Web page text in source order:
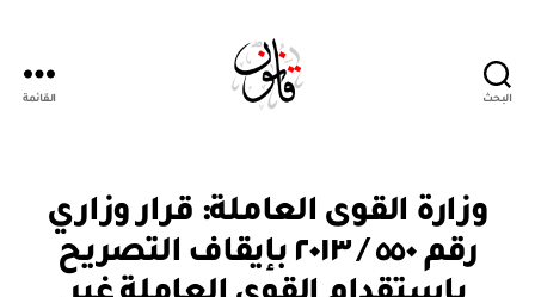
البحث القائمة
التصنيفات
وزارة القوى العاملة: قرار وزاري
رقم ٥٥٠ / ٢٠١٣ بإيقاف التصريح